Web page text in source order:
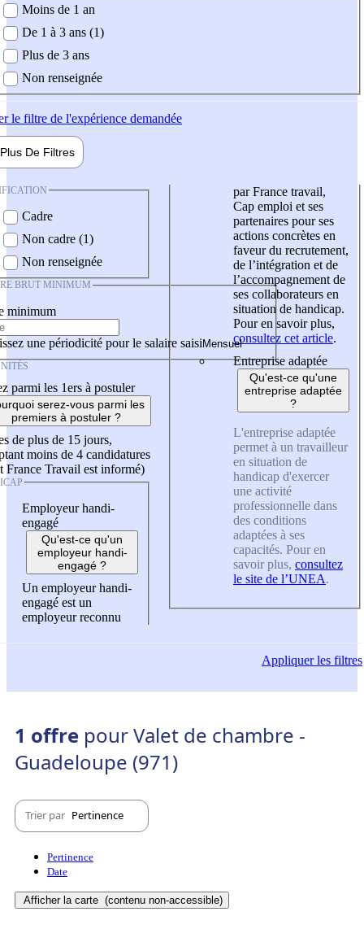
demandée
Moins de 1 an
De 1 à 3 ans (1)
Plus de 3 ans
Non renseignée
le filtre de l'expérience demandée
Plus De Filtres
Cadre
Non cadre (1)
Non renseignée
BRUT MINIMUM
minimum
une périodicité pour le salaire saisi
parmi les 1ers à postuler
serez-vous parmi les
premiers à postuler ?
de plus de 15 jours,
moins de 4 candidatures
France Travail est informé)
Employeur handi-
engagé
Qu'est-ce qu'un
employeur handi-
engagé ?
Un employeur handi-
engagé est un
employeur reconnu
par France travail,
Cap emploi et ses
partenaires pour ses
actions concrètes en
faveur du recrutement,
de l’intégration et de
l’accompagnement de
ses collaborateurs en
situation de handicap.
Pour en savoir plus,
consultez cet article.
Entreprise adaptée
Qu'est-ce qu'une
entreprise adaptée
?
L'entreprise adaptée
permet à un travailleur
en situation de
handicap d'exercer
une activité
professionnelle dans
des conditions
adaptées à ses
capacités. Pour en
savoir plus, consultez
le site de l’UNEA.
Appliquerles filtres
1 offre pour Valet de chambre -
Guadeloupe (971)
Trier par Pertinence
Pertinence
Date
Afficher la carte (contenu non-accessible)